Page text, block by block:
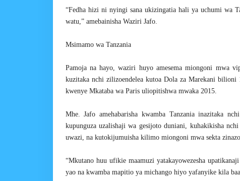
“Fedha hizi ni nyingi sana ukizingatia hali ya uchumi wa
watu,” amebainisha Waziri Jafo.
Msimamo wa Tanzania
Pamoja na hayo, waziri huyo amesema miongoni mwa
kuzitaka nchi zilizoendelea kutoa Dola za Marekani
kwenye Mkataba wa Paris uliopitishwa mwaka 2015.
Mhe. Jafo amehabarisha kwamba Tanzania inazitaka
kupunguza uzalishaji wa gesijoto duniani, kuhakikisha
uwazi, na kutokijumuisha kilimo miongoni mwa sekta
“Mkutano huu ufikie maamuzi yatakayowezesha
yao na kwamba mapitio ya michango hiyo yafanyike kila